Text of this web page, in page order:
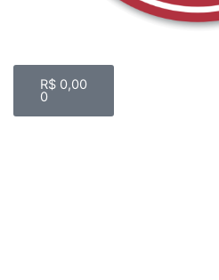
R$ 0,00
0